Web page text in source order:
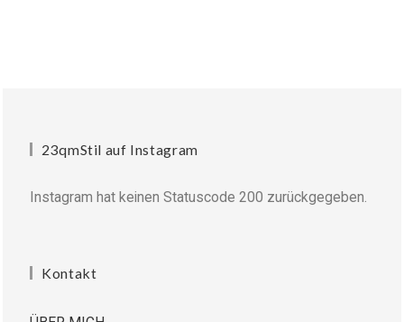
23qmStil auf Instagram
Instagram hat keinen Statuscode 200 zurückgegeben.
Kontakt